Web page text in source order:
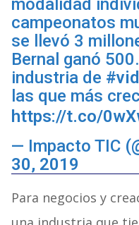
modalidad
campeonatos
se llevó 3
Bernal ganó
industria de
las que más
https://t.co/
— Impacto TIC
30, 2019
Para negocios y